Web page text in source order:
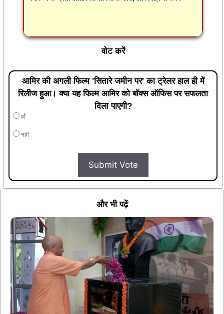
वोट करें
आमिर की अगली फिल्म 'सितारे जमीन पर' का ट्रेलर हाल ही में
रिलीज हुआ। क्या यह फिल्म आमिर को बॉक्स ऑफिस पर सफलता
दिला पाएगी?
हाँ
नहीं
Submit Vote
और भी पढ़ें